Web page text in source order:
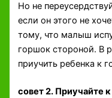
Но не
если он этого не
тому, что малыш
горшок стороной. В
приучить ребенка к
совет 2. Приучайте